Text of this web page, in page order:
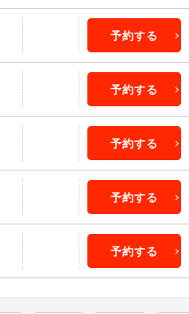
予約する
予約する
予約する
予約する
予約する